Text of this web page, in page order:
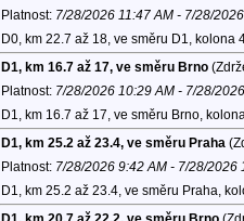
Platnost: 7/28/2026 11:47 AM - 7/28/
D0, km 22.7 až 18, ve směru D1, kolona
D1, km 16.7 až 17, ve směru Brno
Platnost: 7/28/2026 10:29 AM - 7/28/
D1, km 16.7 až 17, ve směru Brno,
D1, km 25.2 až 23.4, ve směru Praha
Platnost: 7/28/2026 9:42 AM - 7/28/2026
D1, km 25.2 až 23.4, ve směru Praha,